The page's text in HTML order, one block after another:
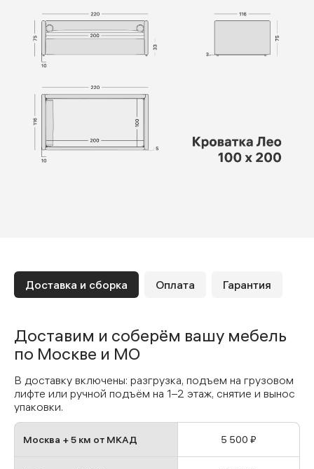
Доставка и сборка Оплата Гарантия
Доставим и соберём вашу мебель
по Москве и МО
В доставку включены: разгрузка, подъем на грузовом
лифте или ручной подъём на 1–2 этаж, снятие и вынос
упаковки.
Москва + 5 км от МКАД 5 500 ₽